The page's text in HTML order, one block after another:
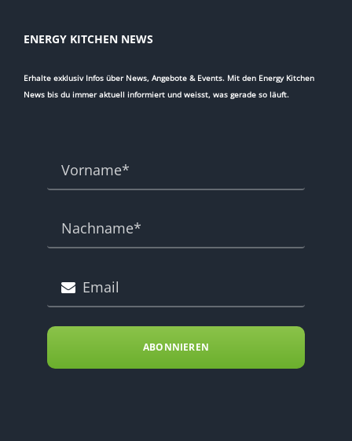
ENERGY KITCHEN NEWS
Erhalte exklusiv Infos über News, Angebote & Events. Mit den Energy Kitchen
News bis du immer aktuell informiert und weisst, was gerade so läuft.
ABONNIEREN